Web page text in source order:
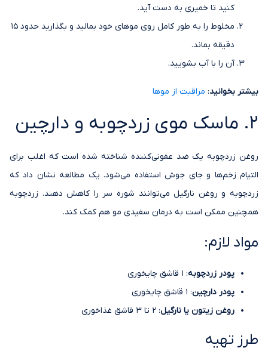
کنید تا خمیری به دست آید.
مخلوط را به طور کامل روی موهای خود بمالید و بگذارید حدود 15
دقیقه بماند.
آن را با آب بشویید.
بیشتر بخوانید: مراقبت از موها
2. ماسک موی زردچوبه و دارچین
روغن زردچوبه یک ضد عفونی‌کننده شناخته شده است که اغلب برای
التیام زخم‌ها و جای جوش استفاده می‌شود. یک مطالعه نشان داد که
زردچوبه و روغن نارگیل می‌توانند شوره سر را کاهش دهند. زردچوبه
همچنین ممکن است به درمان سفیدی مو هم کمک کند.
مواد لازم:
پودر زردچوبه: 1 قاشق چایخوری
پودر دارچین: 1 قاشق چایخوری
روغن زیتون یا نارگیل: 2 تا 3 قاشق غذاخوری
طرز تهیه